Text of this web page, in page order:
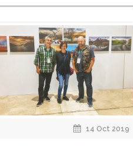
14 Oct 2019